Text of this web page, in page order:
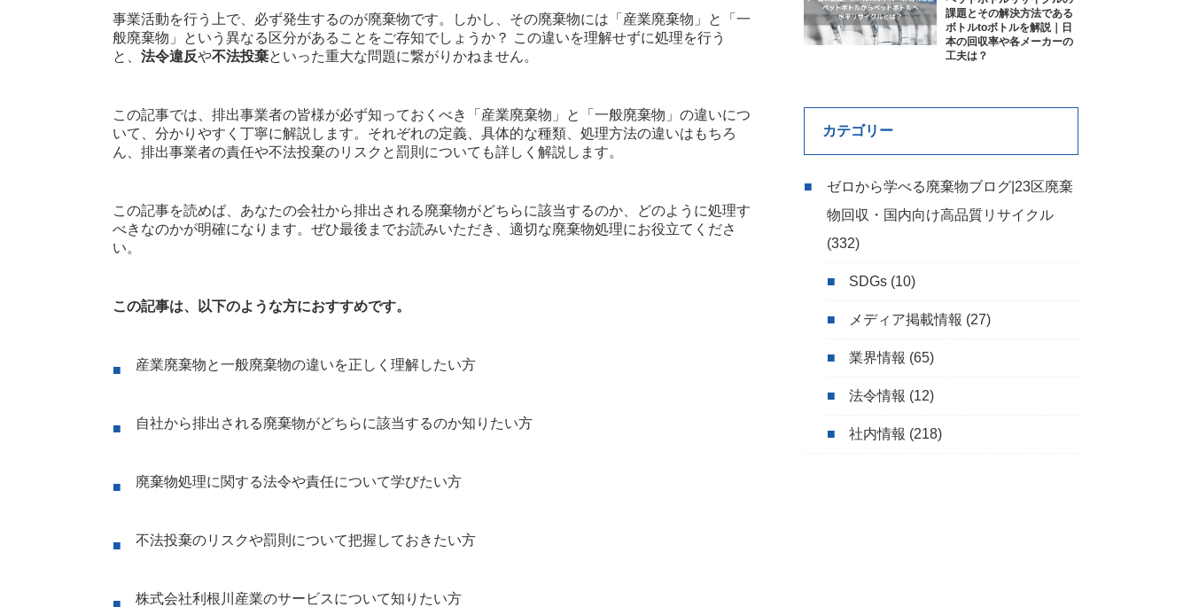
事業活動を行う上で、必ず発生するのが廃棄物です。しかし、その廃棄物には「産業廃棄物」と「一
般廃棄物」という異なる区分があることをご存知でしょうか？ この違いを理解せずに処理を行う
と、 法令違反や不法投棄といった重大な問題に繋がりかねません。
この記事では、排出事業者の皆様が必ず知っておくべき「産業廃棄物」と「一般廃棄物」の違いにつ
いて、分かりやすく丁寧に解説します。それぞれの定義、具体的な種類、処理方法の違いはもちろ
ん、排出事業者の責任や不法投棄のリスクと罰則についても詳しく解説します。
この記事を読めば、あなたの会社から排出される廃棄物がどちらに該当するのか、どのように処理す
べきなのかが明確になります。ぜひ最後までお読みいただき、適切な廃棄物処理にお役立てくださ
い。
この記事は、以下のような方におすすめです。
産業廃棄物と一般廃棄物の違いを正しく理解したい方
自社から排出される廃棄物がどちらに該当するのか知りたい方
廃棄物処理に関する法令や責任について学びたい方
不法投棄のリスクや罰則について把握しておきたい方
株式会社利根川産業のサービスについて知りたい方
課題とその解決方法である
ボトルtoボトルを解説｜日
本の回収率や各メーカーの
工夫は？
カテゴリー
ゼロから学べる廃棄物ブログ|23区廃棄
物回収・国内向け高品質リサイクル
(332)
SDGs (10)
メディア掲載情報 (27)
業界情報 (65)
法令情報 (12)
社内情報 (218)